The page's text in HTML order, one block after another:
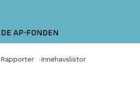
Rapporter Innehavslistor